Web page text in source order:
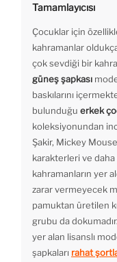
Tamamlayıcısı
Çocuklar için
kahramanlar
çok sevdiği bir
güneş şapkası
baskılarını
bulunduğu erkek
koleksiyonundan
Şakir, Mickey
karakterleri ve daha
kahramanların yer
zarar vermeyecek
pamuktan üretilen
grubu da
yer alan lisanslı
şapkaları rahat